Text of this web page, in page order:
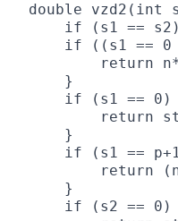
double
if (s1 ==
if ((s1 == 0
return
    }
if (s1 == 0)
return
    }
if (s1 ==
return
    }
if (s2 == 0)